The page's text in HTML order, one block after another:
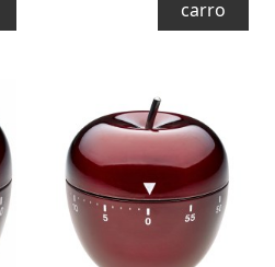
carro